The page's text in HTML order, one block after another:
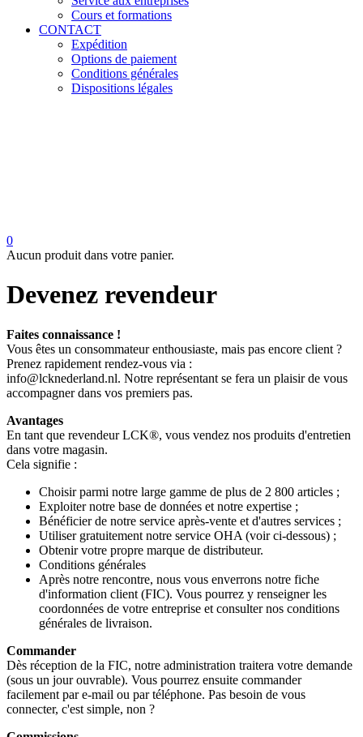
Cours et formations
CONTACT
Expédition
Options de paiement
Conditions générales
Dispositions légales
0
Aucun produit dans votre panier.
Devenez revendeur
Faites connaissance !
Vous êtes un consommateur enthousiaste, mais pas encore client ?
Prenez rapidement rendez-vous via :
info@lcknederland.nl. Notre représentant se fera un plaisir de vous
accompagner dans vos premiers pas.
Avantages
En tant que revendeur LCK®, vous vendez nos produits d'entretien
dans votre magasin.
Cela signifie :
Choisir parmi notre large gamme de plus de 2 800 articles ;
Exploiter notre base de données et notre expertise ;
Bénéficier de notre service après-vente et d'autres services ;
Utiliser gratuitement notre service OHA (voir ci-dessous) ;
Obtenir votre propre marque de distributeur.
Conditions générales
Après notre rencontre, nous vous enverrons notre fiche
d'information client (FIC). Vous pourrez y renseigner les
coordonnées de votre entreprise et consulter nos conditions
générales de livraison.
Commander
Dès réception de la FIC, notre administration traitera votre demande
(sous un jour ouvrable). Vous pourrez ensuite commander
facilement par e-mail ou par téléphone. Pas besoin de vous
connecter, c'est simple, non ?